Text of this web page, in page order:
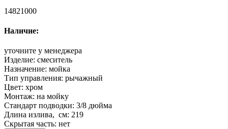
14821000
Наличие:
уточните у менеджера
Изделие: смеситель
Назначение: мойка
Тип управления: рычажный
Цвет: хром
Монтаж: на мойку
Стандарт подводки: 3/8 дюйма
Длина излива, см: 219
Скрытая часть: нет